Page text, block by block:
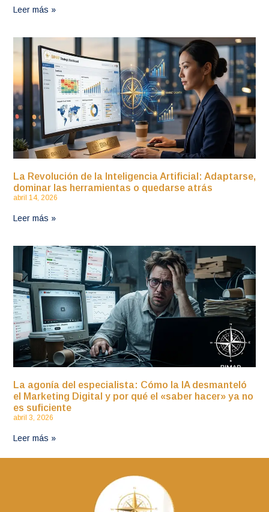
Leer más »
La Revolución de la Inteligencia Artificial: Adaptarse,
dominar las herramientas o quedarse atrás
abril 14, 2026
Leer más »
La agonía del especialista: Cómo la IA desmanteló
el Marketing Digital y por qué el «saber hacer» ya no
es suficiente
abril 3, 2026
Leer más »